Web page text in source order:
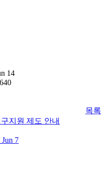
14
목록
지원 제도 안내
7